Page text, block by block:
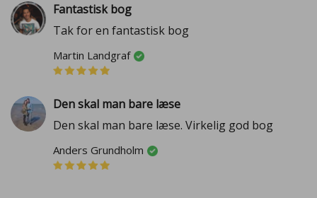
Fantastisk bog
Tak for en fantastisk bog
Martin Landgraf
Den skal man bare læse
Den skal man bare læse. Virkelig god bog
Anders Grundholm